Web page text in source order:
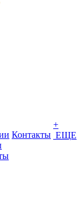
Контакты
+
ЕЩЕ